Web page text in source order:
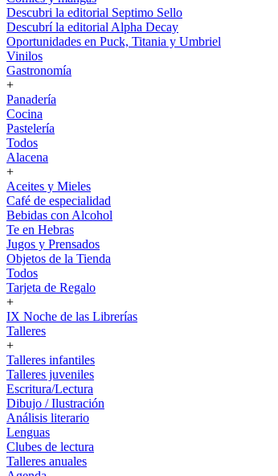
Descubri la editorial Septimo Sello
Descubrí la editorial Alpha Decay
Oportunidades en Puck, Titania y Umbriel
Vinilos
Gastronomía
+
Panadería
Cocina
Pastelería
Todos
Alacena
+
Aceites y Mieles
Café de especialidad
Bebidas con Alcohol
Te en Hebras
Jugos y Prensados
Objetos de la Tienda
Todos
Tarjeta de Regalo
+
IX Noche de las Librerías
Talleres
+
Talleres infantiles
Talleres juveniles
Escritura/Lectura
Dibujo / Ilustración
Análisis literario
Lenguas
Clubes de lectura
Talleres anuales